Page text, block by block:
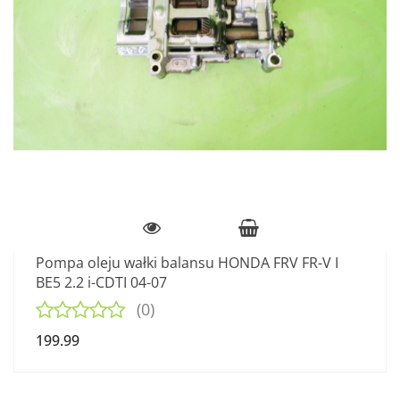
Pompa oleju wałki balansu HONDA FRV FR-V I
BE5 2.2 i-CDTI 04-07
(0)
199.99